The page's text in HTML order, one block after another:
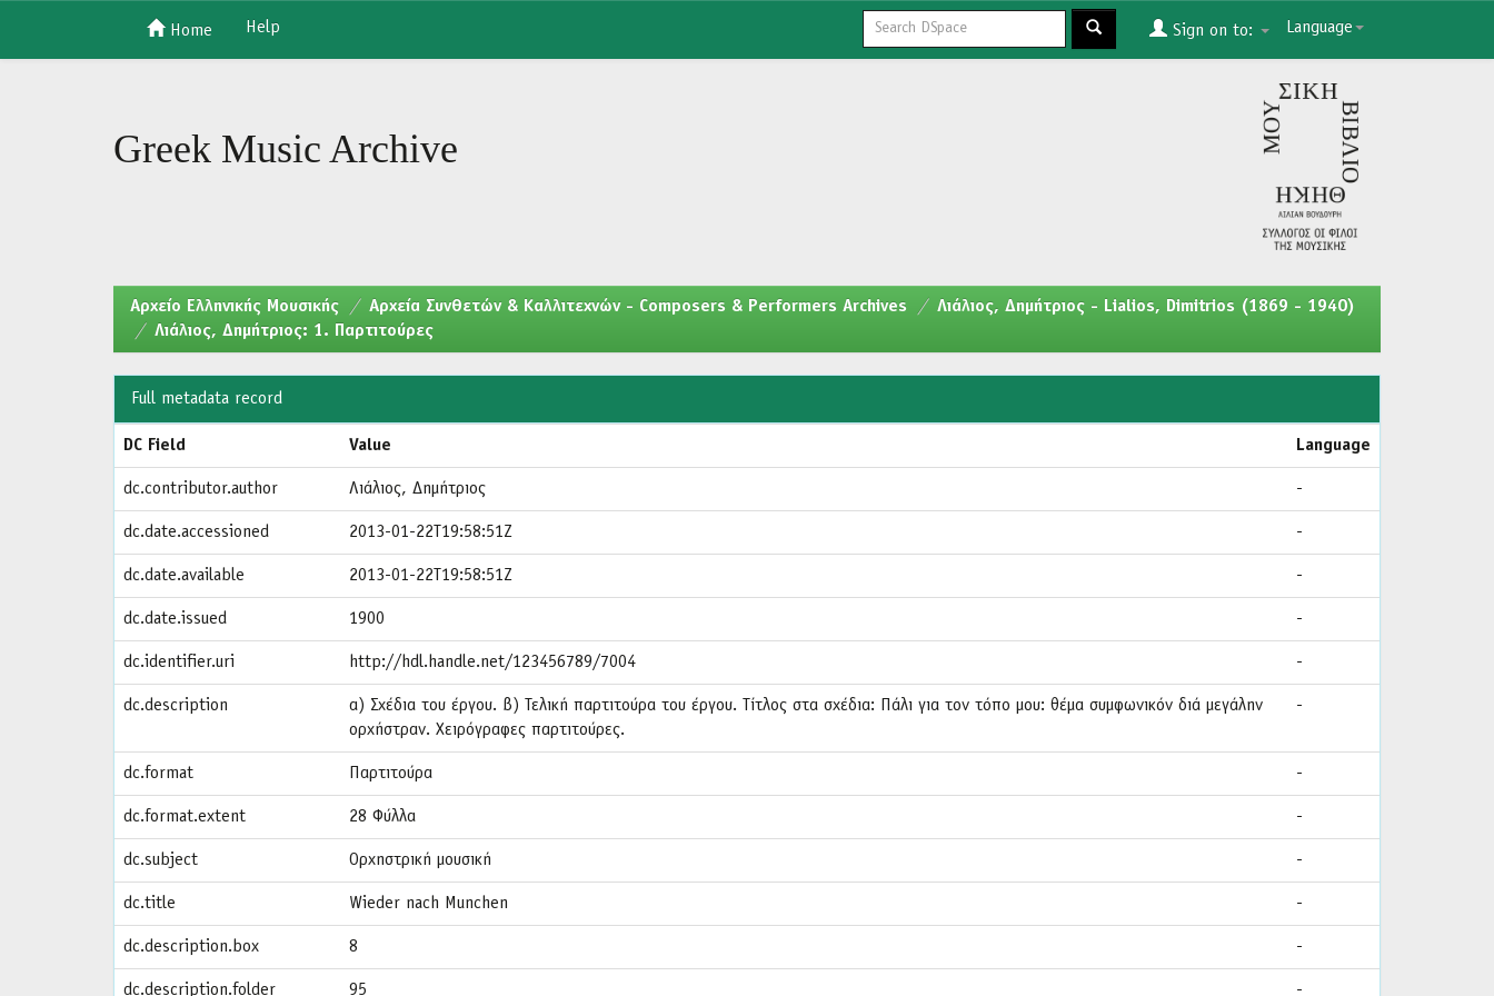
Home Help Language
Sign on to:
Greek Music Archive
Aρχείο Ελληνικής Μουσικής Αρχεία Συνθετών & Καλλιτεχνών - Composers & Performers Archives
Λιάλιος, Δημήτριος - Lialios, Dimitrios (1869 - 1940)
Λιάλιος, Δημήτριος: 1. Παρτιτούρες
Full metadata record
DC Field Value Language
dc.contributor.author Λιάλιος, Δημήτριος -
dc.date.accessioned 2013-01-22T19:58:51Z -
dc.date.available 2013-01-22T19:58:51Z -
dc.date.issued 1900 -
dc.identifier.uri http://hdl.handle.net/123456789/7004 -
dc.description
α) Σχέδια του έργου. β) Τελική παρτιτούρα του έργου. Τίτλος στα σχέδια: Πάλι για τον τόπο μου: θέμα συμφωνικόν διά μεγάλην
ορχήστραν. Χειρόγραφες παρτιτούρες.
-
dc.format Παρτιτούρα -
dc.format.extent 28 Φύλλα -
dc.subject Ορχηστρική μουσική -
dc.title Wieder nach Munchen -
dc.description.box 8 -
dc.description.folder 95 -